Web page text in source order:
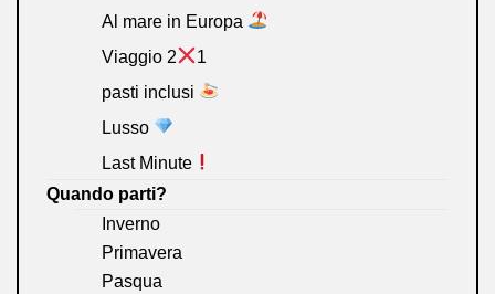
Al mare in Europa
Viaggio 2
1
pasti inclusi
Lusso
Last Minute
Quando parti?
Inverno
Primavera
Pasqua